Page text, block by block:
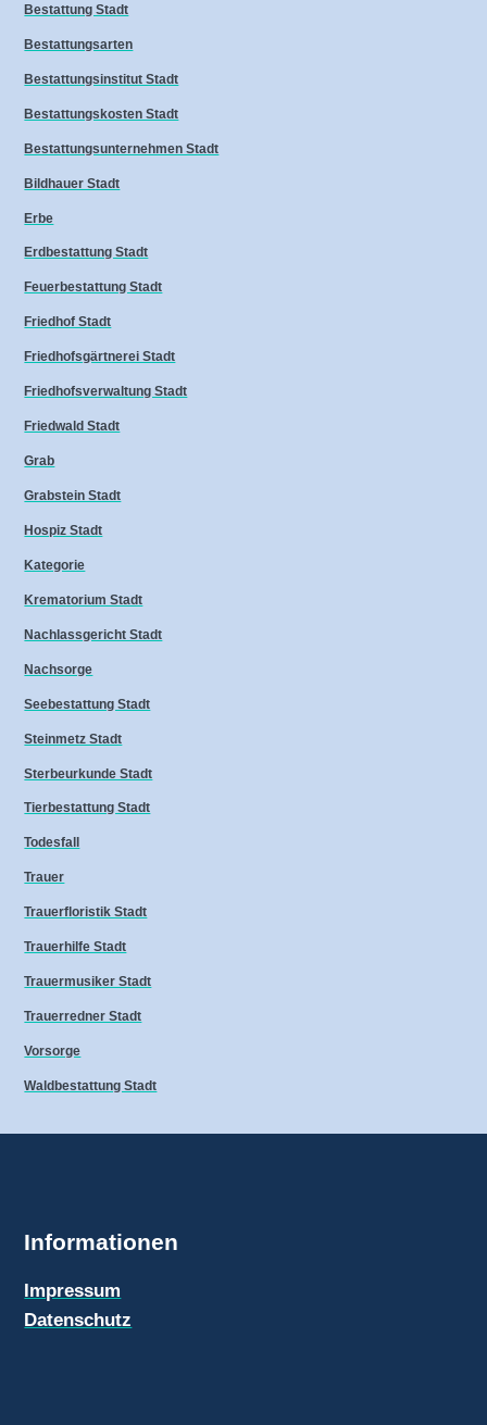
Bestattung Stadt
Bestattungsarten
Bestattungsinstitut Stadt
Bestattungskosten Stadt
Bestattungsunternehmen Stadt
Bildhauer Stadt
Erbe
Erdbestattung Stadt
Feuerbestattung Stadt
Friedhof Stadt
Friedhofsgärtnerei Stadt
Friedhofsverwaltung Stadt
Friedwald Stadt
Grab
Grabstein Stadt
Hospiz Stadt
Kategorie
Krematorium Stadt
Nachlassgericht Stadt
Nachsorge
Seebestattung Stadt
Steinmetz Stadt
Sterbeurkunde Stadt
Tierbestattung Stadt
Todesfall
Trauer
Trauerfloristik Stadt
Trauerhilfe Stadt
Trauermusiker Stadt
Trauerredner Stadt
Vorsorge
Waldbestattung Stadt
Informationen
Impressum
Datenschutz